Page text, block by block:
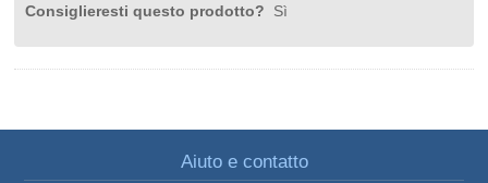
Consiglieresti questo prodotto? Sì
Aiuto e contatto